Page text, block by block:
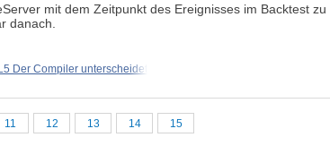
mit dem Zeitpunkt des Ereignisses im Backtest
danach.
Der Compiler unterscheidet
11 12 13 14 15